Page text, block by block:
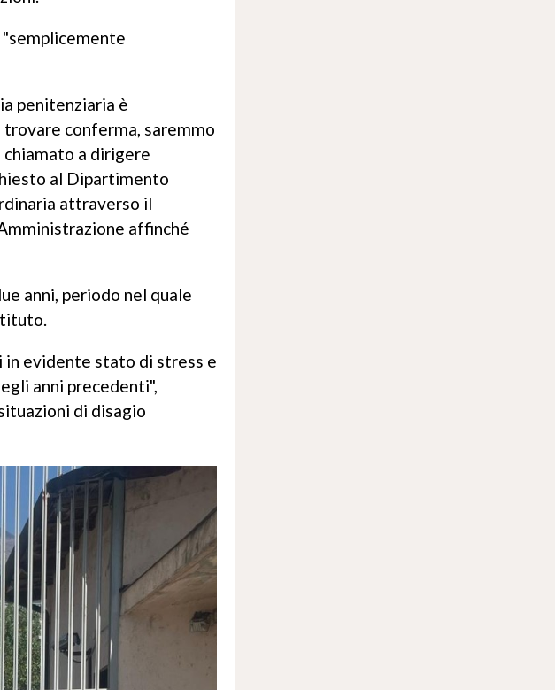
penitenziaria è
conferma, saremmo
a dirigere
al Dipartimento
attraverso il
affinché
anni, periodo nel quale
in evidente stato di stress e
anni precedenti",
di disagio